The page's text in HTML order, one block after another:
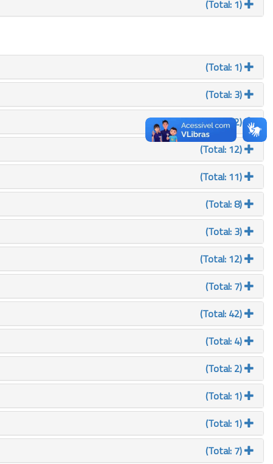
(Total: 1)
(Total: 1)
(Total: 3)
(Total: 2)
(Total: 12)
(Total: 11)
(Total: 8)
(Total: 3)
(Total: 12)
(Total: 7)
(Total: 42)
(Total: 4)
(Total: 2)
(Total: 1)
(Total: 1)
(Total: 7)